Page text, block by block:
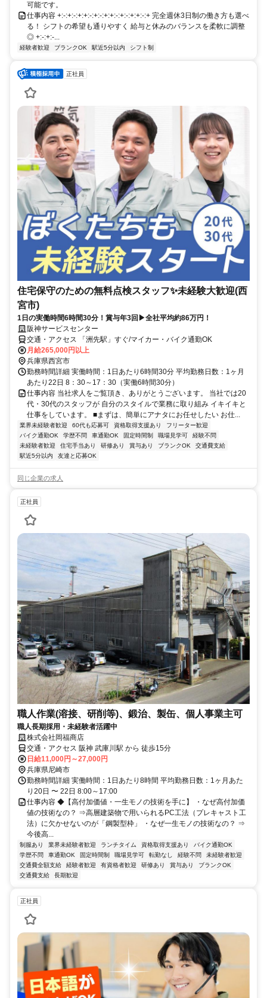
可能です。
仕事内容 +:-:+:-:+:+:-:+:-:+:+:-:+:-:+:+:-:+ 完全週休3日制の働き方も選べ
る！ シフトの希望も通りやすく 給与と休みのバランスを柔軟に調整
◎ +:-:+:-...
経験者歓迎 ブランクOK 駅近5分以内 シフト制
正社員
住宅保守のための無料点検スタッフ✨未経験大歓迎(西
宮市)
1日の実働時間6時間30分！賞与年3回▶全社平均約86万円！
阪神サービスセンター
交通・アクセス 「洲先駅」すぐ/マイカー・バイク通勤OK
月給265,000円以上
兵庫県西宮市
勤務時間詳細 実働時間：1日あたり6時間30分 平均勤務日数：1ヶ月
あたり22日 8：30～17：30（実働6時間30分）
仕事内容 当社求人をご覧頂き、ありがとうございます。 当社では20
代・30代のスタッフが 自分のスタイルで業務に取り組み イキイキと
仕事をしています。 ■まずは、簡単にアナタにお任せしたい お仕...
業界未経験者歓迎 60代も応募可 資格取得支援あり
フリーター歓迎
バイク通勤OK
学歴不問 車通勤OK 固定時間制 職場見学可
経験不問
未経験者歓迎
住宅手当あり 研修あり 賞与あり ブランクOK
交通費支給
駅近5分以内
友達と応募OK
同じ企業の求人
正社員
職人作業(溶接、研削等)、鍛治、製缶、個人事業主可
職人長期採用・未経験者活躍中
株式会社岡福商店
交通・アクセス 阪神 武庫川駅 から 徒歩15分
日給11,000円～27,000円
兵庫県尼崎市
勤務時間詳細 実働時間：1日あたり8時間 平均勤務日数：1ヶ月あた
り20日 〜 22日 8:00～17:00
仕事内容 ◆【高付加価値・一生モノの技術を手に】 ・なぜ高付加価
値の技術なの？ ⇒高層建築物で用いられるPC工法（プレキャスト工
法）に欠かせないのが「鋼製型枠」 ・なぜ一生モノの技術なの？ ⇒
今後高...
制服あり 業界未経験者歓迎 ランチタイム 資格取得支援あり
バイク通勤OK
学歴不問
車通勤OK 固定時間制 職場見学可 転勤なし 経験不問
未経験者歓迎
交通費全額支給
経験者歓迎 有資格者歓迎 研修あり 賞与あり
ブランクOK
交通費支給
長期歓迎
正社員